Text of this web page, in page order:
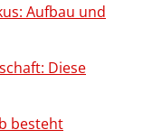
Aufbau und
Diese
besteht